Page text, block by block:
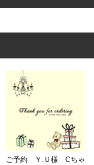
ご予約 Ｙ.Ｕ様 Cちゃ